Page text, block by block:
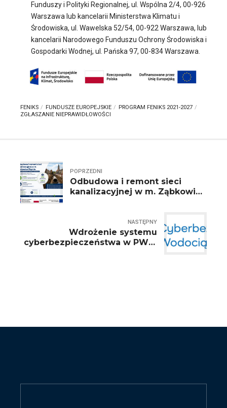
Funduszy i Polityki Regionalnej, ul. Wspólna 2/4, 00-926
Warszawa lub kancelarii Ministerstwa Klimatu i
Środowiska, ul. Wawelska 52/54, 00-922 Warszawa, lub
kancelarii Narodowego Funduszu Ochrony Środowiska i
Gospodarki Wodnej, ul. Pańska 97, 00-834 Warszawa.
FENIKS FUNDUSZE EUROPEJSKIE
PROGRAM FENIKS 2021-2027
ZGŁASZANIE NIEPRAWIDŁOWOŚCI
POPRZEDNI
Odbudowa i remont sieci
kanalizacyjnej w m. Ząbkowice
NASTĘPNY
Wdrożenie systemu
cyberbezpieczeństwa w PWiK